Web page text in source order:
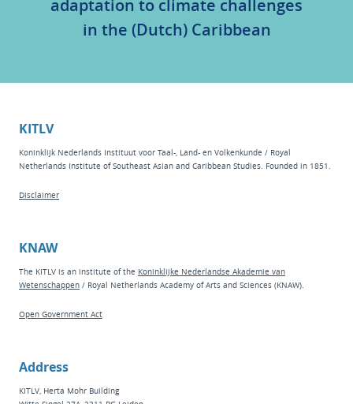
adaptation to climate challenges
in the (Dutch) Caribbean
KITLV
Koninklijk Nederlands Instituut voor Taal-, Land- en Volkenkunde / Royal
Netherlands Institute of Southeast Asian and Caribbean Studies. Founded in 1851.
Disclaimer
KNAW
The KITLV is an institute of the Koninklijke Nederlandse Akademie van
Wetenschappen / Royal Netherlands Academy of Arts and Sciences (KNAW).
Open Government Act
Address
KITLV, Herta Mohr Building